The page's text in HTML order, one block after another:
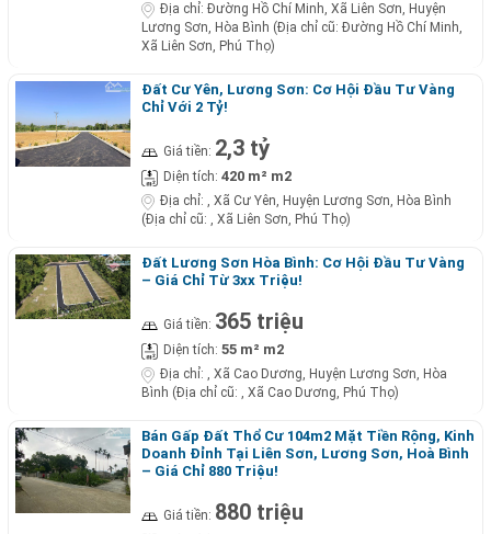
Địa chỉ: Đường Hồ Chí Minh, Xã Liên Sơn, Huyện
Lương Sơn, Hòa Bình (Địa chỉ cũ: Đường Hồ Chí Minh,
Xã Liên Sơn, Phú Thọ)
Đất Cư Yên, Lương Sơn: Cơ Hội Đầu Tư Vàng
Chỉ Với 2 Tỷ!
Giá tiền: 2,3 tỷ
Diện tích: 420 m² m2
Địa chỉ: , Xã Cư Yên, Huyện Lương Sơn, Hòa Bình
(Địa chỉ cũ: , Xã Liên Sơn, Phú Thọ)
Đất Lương Sơn Hòa Bình: Cơ Hội Đầu Tư Vàng
– Giá Chỉ Từ 3xx Triệu!
Giá tiền: 365 triệu
Diện tích: 55 m² m2
Địa chỉ: , Xã Cao Dương, Huyện Lương Sơn, Hòa
Bình (Địa chỉ cũ: , Xã Cao Dương, Phú Thọ)
Bán Gấp Đất Thổ Cư 104m2 Mặt Tiền Rộng, Kinh
Doanh Đỉnh Tại Liên Sơn, Lương Sơn, Hoà Bình
– Giá Chỉ 880 Triệu!
Giá tiền: 880 triệu